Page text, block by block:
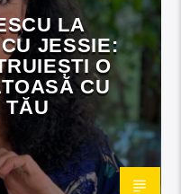
LA
JESSIE:
O
CU
TĂU